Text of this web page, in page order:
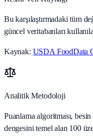
Bu karşılaştırmadaki tüm
güncel veritabanları
Kaynak: USDA FoodData
Analitik Metodoloji
Puanlama algoritması,
dengesini temel alan 100